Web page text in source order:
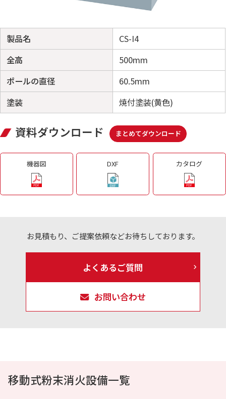
製品名
CS-I4
全高
500mm
ポールの直径
60.5mm
塗装
焼付塗装(黄色)
資料ダウンロード まとめてダウンロード
機器図 DXF カタログ
お見積もり、ご提案依頼などお待ちしております。
よくあるご質問
お問い合わせ
移動式粉末消火設備一覧